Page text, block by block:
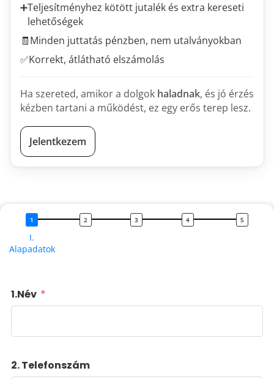
➕Teljesítményhez kötött jutalék és extra kereseti
lehetőségek
🧾Minden juttatás pénzben, nem utalványokban
✅Korrekt, átlátható elszámolás
Ha szereted, amikor a dolgok haladnak, és jó érzés
kézben tartani a működést, ez egy erős terep lesz.
Jelentkezem
I.
Alapadatok
1.Név
2. Telefonszám